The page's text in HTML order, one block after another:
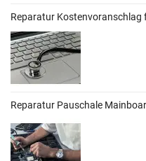
Reparatur Kostenvoranschlag
Reparatur Pauschale